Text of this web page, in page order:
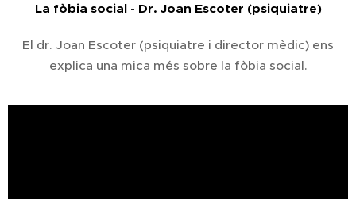
La fòbia social - Dr. Joan Escoter (psiquiatre)
El dr. Joan Escoter (psiquiatre i director mèdic) ens
explica una mica més sobre la fòbia social.